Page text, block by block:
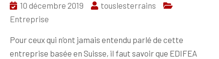
10 décembre 2019
touslesterrains
Entreprise
Pour ceux qui n’ont jamais entendu parlé de cette
entreprise basée en Suisse, il faut savoir que EDIFEA